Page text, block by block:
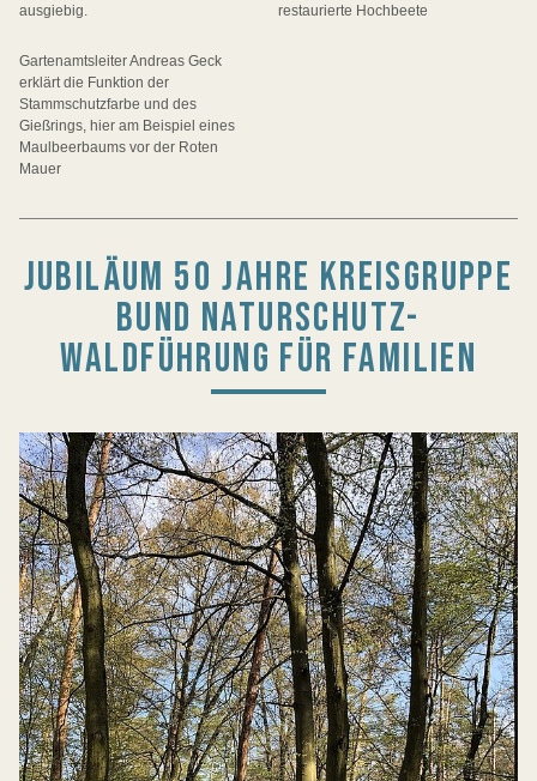
ausgiebig.
restaurierte Hochbeete
Gartenamtsleiter Andreas Geck
erklärt die Funktion der
Stammschutzfarbe und des
Gießrings, hier am Beispiel eines
Maulbeerbaums vor der Roten
Mauer
JUBILÄUM 50 JAHRE KREISGRUPPE
BUND NATURSCHUTZ-
WALDFÜHRUNG FÜR FAMILIEN